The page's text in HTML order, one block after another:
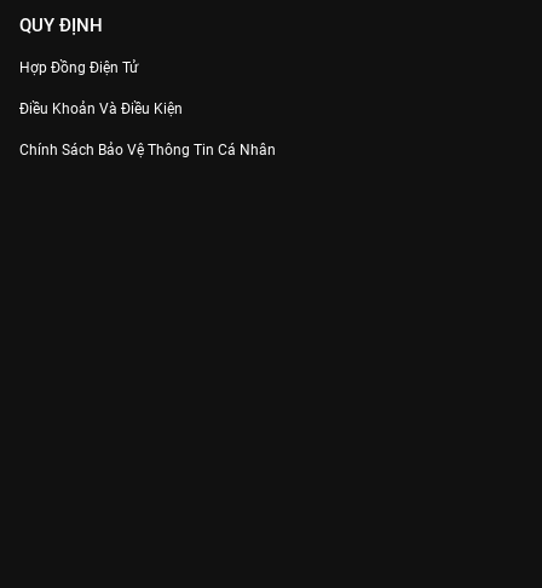
QUY ĐỊNH
Hợp Đồng Điện Tử
Điều Khoản Và Điều Kiện
Chính Sách Bảo Vệ Thông Tin Cá Nhân